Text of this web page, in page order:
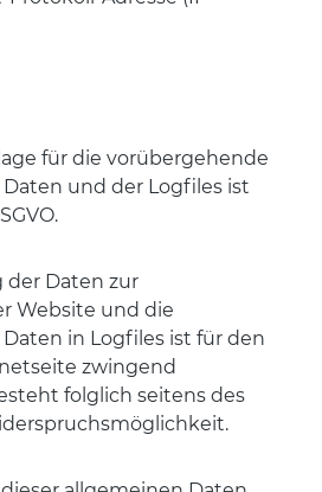
für die vorübergehende
und der Logfiles ist
der Daten zur
Website und die
in Logfiles ist für den
zwingend
folglich seitens des